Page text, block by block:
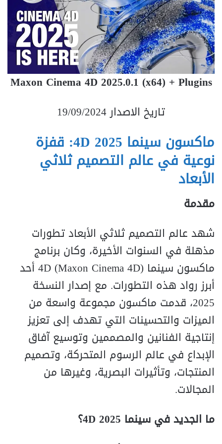
Maxon Cinema 4D 2025.0.1 (x64) + Plugins
تاريخ الاصدار 19/09/2024
ماكسون سينما 4D 2025: قفزة
نوعية في عالم التصميم ثلاثي
الأبعاد
مقدمة
شهد عالم التصميم ثلاثي الأبعاد تطورات
مذهلة في السنوات الأخيرة، وكان برنامج
ماكسون سينما 4D (Maxon Cinema 4D) أحد
أبرز رواد هذه التطورات. مع إصدار النسخة
2025، قدمت ماكسون مجموعة واسعة من
الميزات والتحسينات التي تهدف إلى تعزيز
إنتاجية الفنانين والمصممين وتوسيع آفاق
الإبداع في عالم الرسوم المتحركة، وتصميم
المنتجات، وتأثيرات البصرية، وغيرها من
المجالات.
ما الجديد في سينما 4D 2025؟